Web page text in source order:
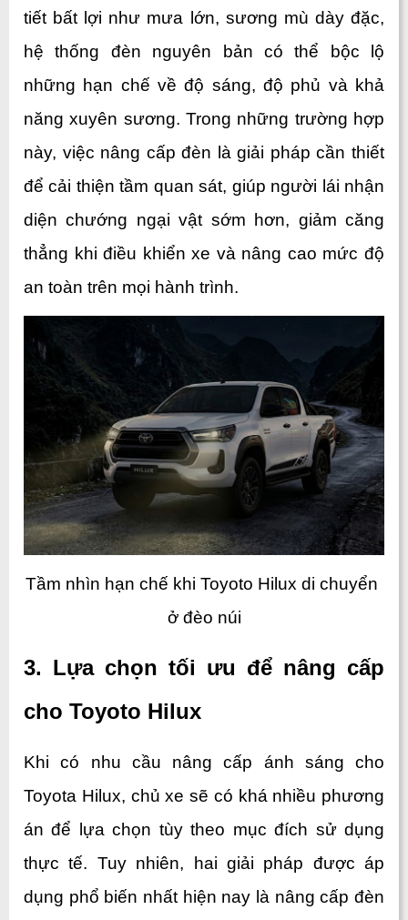
tiết bất lợi như mưa lớn, sương mù dày đặc,
hệ thống đèn nguyên bản có thể bộc lộ
những hạn chế về độ sáng, độ phủ và khả
năng xuyên sương. Trong những trường hợp
này, việc nâng cấp đèn là giải pháp cần thiết
để cải thiện tầm quan sát, giúp người lái nhận
diện chướng ngại vật sớm hơn, giảm căng
thẳng khi điều khiển xe và nâng cao mức độ
an toàn trên mọi hành trình.
Tầm nhìn hạn chế khi Toyoto Hilux di chuyển
ở đèo núi
3. Lựa chọn tối ưu để nâng cấp
cho Toyoto Hilux
Khi có nhu cầu nâng cấp ánh sáng cho
Toyota Hilux, chủ xe sẽ có khá nhiều phương
án để lựa chọn tùy theo mục đích sử dụng
thực tế. Tuy nhiên, hai giải pháp được áp
dụng phổ biến nhất hiện nay là nâng cấp đèn